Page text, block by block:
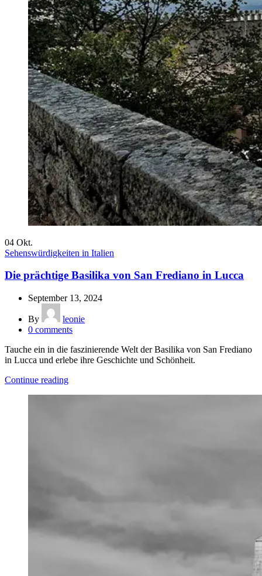
04 Okt.
Sehenswürdigkeiten in Italien
Die prächtige Basilika von San Frediano in Lucca
September 13, 2024
By
leonie
0 comments
Tauche ein in die faszinierende Welt der Basilika von San Frediano
in Lucca und erlebe ihre Geschichte und Schönheit.
Continue reading